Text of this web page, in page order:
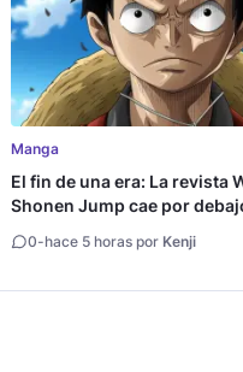
Manga
El fin de una era: La revista
Shonen Jump cae por
millón de copias
0-hace 5 horas por Kenji